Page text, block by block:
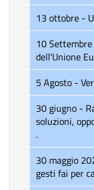
13 ottobre -
10 Settembre - Soteu, discorso sullo Stato
dell'Unione
5 Agosto -
30 giugno - Raccontare il mare, sfide,
soluzioni,
.
30 maggio 2025 - Beach CleanUp - Quanti
gesti fai per